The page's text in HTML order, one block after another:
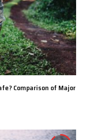
Comparison of Major